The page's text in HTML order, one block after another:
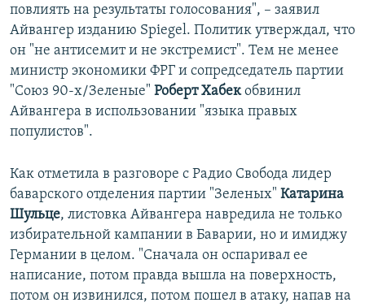
повлиять на результаты голосования", – заявил
Айвангер изданию Spiegel. Политик утверждал, что
он "не антисемит и не экстремист". Тем не менее
министр экономики ФРГ и сопредседатель партии
"Союз 90-х/Зеленые" Роберт Хабекобвинил
Айвангера в использовании "языка правых
популистов".
Как отметила в разговоре с Радио Свобода лидер
баварского отделения партии "Зеленых" Катарина
Шульце, листовка Айвангера навредила не только
избирательной кампании в Баварии, но и имиджу
Германии в целом. "Сначала он оспаривал ее
написание, потом правда вышла на поверхность,
потом он извинился, потом пошел в атаку, напав на